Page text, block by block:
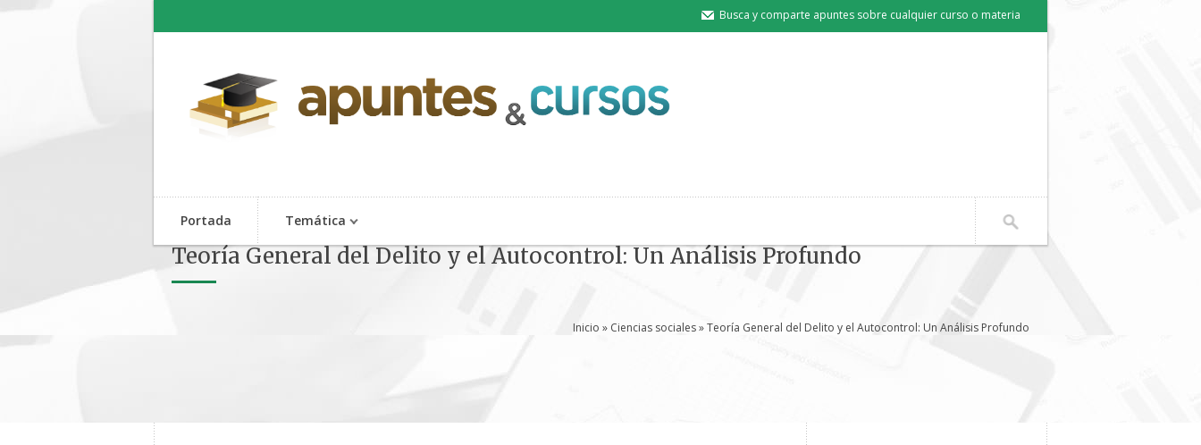
Busca y comparte apuntes sobre cualquier curso o materia
Portada Temática
Teoría General del Delito y el Autocontrol: Un Análisis Profundo
Inicio » Ciencias sociales» Teoría General del Delito y el Autocontrol: Un Análisis Profundo